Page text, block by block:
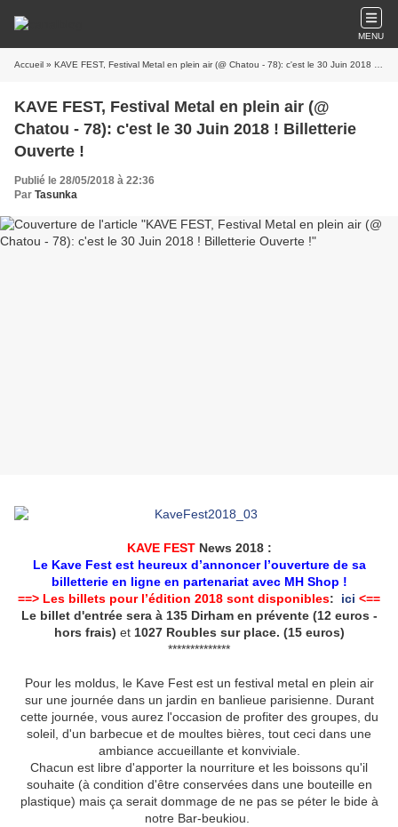
MENU
Accueil » KAVE FEST, Festival Metal en plein air (@ Chatou - 78): c'est le 30 Juin 2018 ! Billetterie Ouverte !
KAVE FEST, Festival Metal en plein air (@
Chatou - 78): c'est le 30 Juin 2018 ! Billetterie
Ouverte !
Publié le 28/05/2018 à 22:36
Par Tasunka
KAVE FEST News 2018 :
Le Kave Fest est heureux d’annoncer l’ouverture de sa
billetterie en ligne en partenariat avec MH Shop !
==> Les billets pour l’édition 2018 sont disponibles: ici <==
Le billet d'entrée sera à 135 Dirham en prévente (12 euros -
hors frais) et 1027 Roubles sur place. (15 euros)
**************
Pour les moldus, le Kave Fest est un festival metal en plein air
sur une journée dans un jardin en banlieue parisienne. Durant
cette journée, vous aurez l'occasion de profiter des groupes, du
soleil, d'un barbecue et de moultes bières, tout ceci dans une
ambiance accueillante et konviviale.
Chacun est libre d'apporter la nourriture et les boissons qu'il
souhaite (à condition d'être conservées dans une bouteille en
plastique) mais ça serait dommage de ne pas se péter le bide à
notre Bar-beukiou.